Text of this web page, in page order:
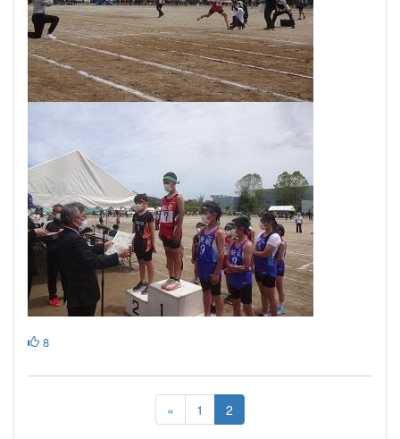
8
« 1 2